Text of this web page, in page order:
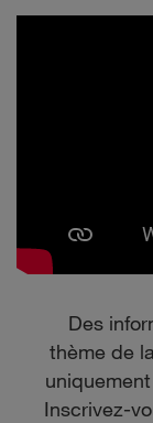
Des
thème de
Inscrivez-